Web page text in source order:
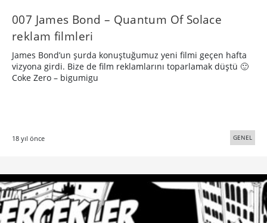
007 James Bond – Quantum Of Solace
reklam filmleri
James Bond’un şurda konuştuğumuz yeni filmi geçen hafta
vizyona girdi. Bize de film reklamlarını toparlamak düştü 🙂
Coke Zero – bigumigu
18 yıl önce GENEL